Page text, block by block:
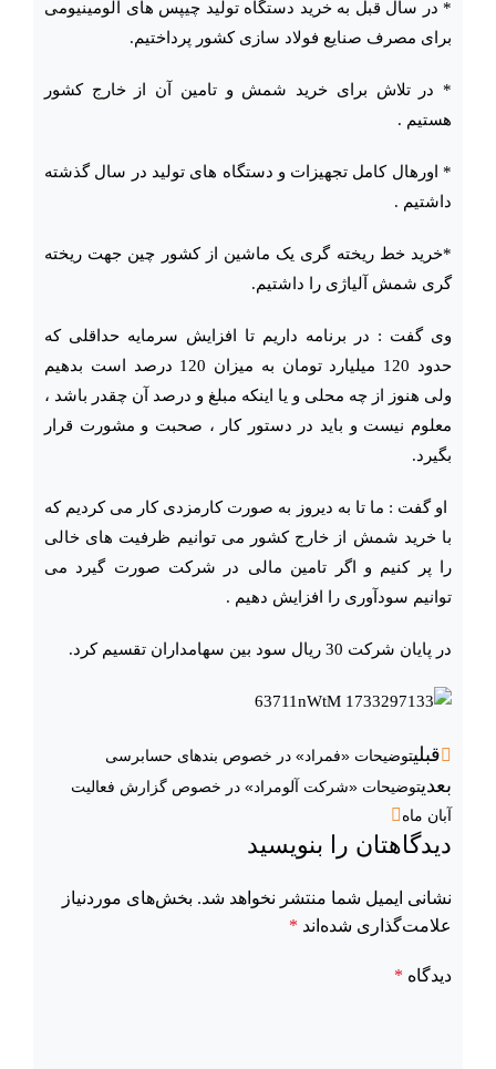
* در سال قبل به خرید دستگاه تولید چیپس های آلومینیومی
برای مصرف صنایع فولاد سازی کشور پرداختیم.
* در تلاش برای خرید شمش و تامین آن از خارج کشور
هستیم .
* اورهال کامل تجهیزات و دستگاه های تولید در سال گذشته
داشتیم .
*خرید خط ریخته گری یک ماشین از کشور چین جهت ریخته
گری شمش آلیاژی را داشتیم.
وی گفت : در برنامه داریم تا افزایش سرمایه حداقلی که
حدود 120 میلیارد تومان به میزان 120 درصد است بدهیم
ولی هنوز از چه محلی و یا اینکه مبلغ و درصد آن چقدر باشد ،
معلوم نیست و باید در دستور کار ، صحبت و مشورت قرار
بگیرد.
او گفت : ما تا به دیروز به صورت کارمزدی کار می کردیم که
با خرید شمش از خارج کشور می توانیم ظرفیت های خالی
را پر کنیم و اگر تامین مالی در شرکت صورت گیرد می
توانیم سودآوری را افزایش دهیم .
در پایان شرکت 30 ریال سود بین سهامداران تقسیم کرد.
قبلیتوضیحات «فمراد» در خصوص بندهای حسابرسی
بعدیتوضیحات «شرکت آلومراد» در خصوص گزارش فعالیت
آبان ماه
دیدگاهتان را بنویسید
نشانی ایمیل شما منتشر نخواهد شد. بخش‌های موردنیاز
علامت‌گذاری شده‌اند *
دیدگاه *